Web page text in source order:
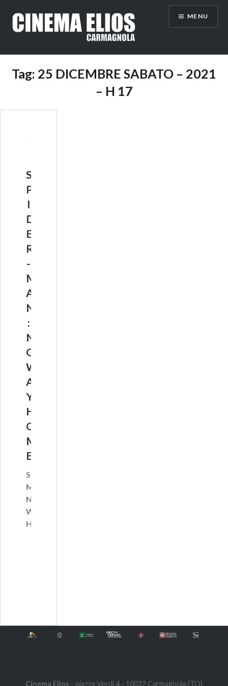
contenuto
MENU
Tag: 25 DICEMBRE SABATO – 2021
– H 17
S
P
I
D
E
R
-
M
A
N
:
N
O
W
A
Y
H
O
M
E
Spider-
Man:
No
Way
Home
Cinema Elios - piazza Verdi 4 - 10022 Carmagnola (TO)